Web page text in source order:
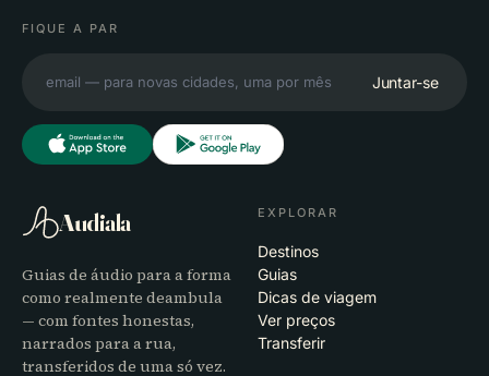
FIQUE A PAR
Juntar-se
Audiala
Guias de áudio para a forma
como realmente deambula
— com fontes honestas,
narrados para a rua,
transferidos de uma só vez.
EXPLORAR
Destinos
Guias
Dicas de viagem
Ver preços
Transferir